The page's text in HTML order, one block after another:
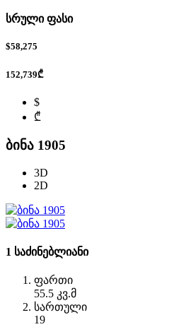
სრული ფასი
$58,275
152,739₾
$
₾
ბინა 1905
3D
2D
1 საძინებლიანი
ფართი
55.5 კვ.მ
სართული
19